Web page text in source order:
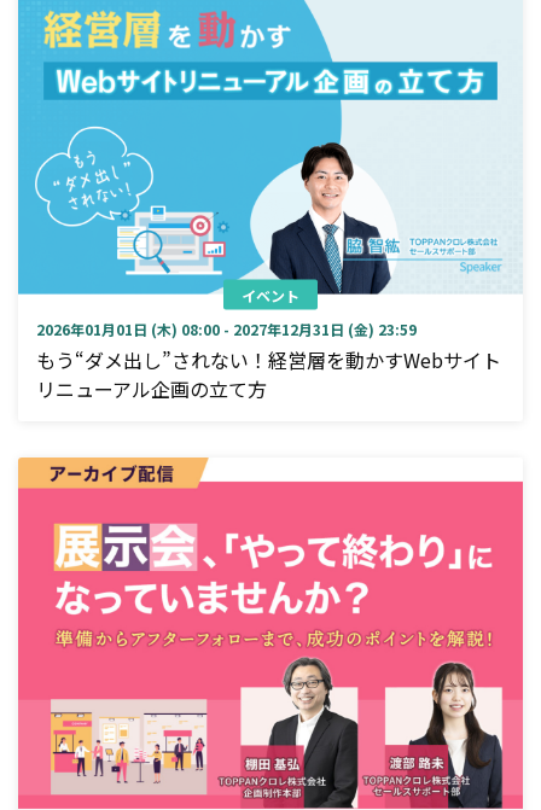
イベント
2026年01月01日 (木) 08:00 - 2027年12月31日 (金) 23:59
もう“ダメ出し”されない！経営層を動かすWebサイト
リニューアル企画の立て方